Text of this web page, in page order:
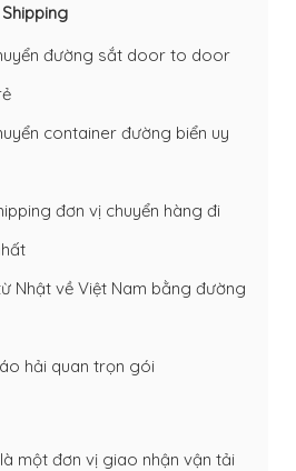
đường sắt door to door
container đường biển uy
đơn vị chuyển hàng đi
Nhật về Việt Nam bằng đường
hải quan trọn gói
một đơn vị giao nhận vận tải